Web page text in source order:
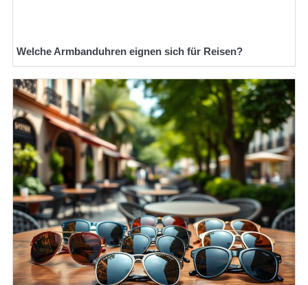
Welche Armbanduhren eignen sich für Reisen?